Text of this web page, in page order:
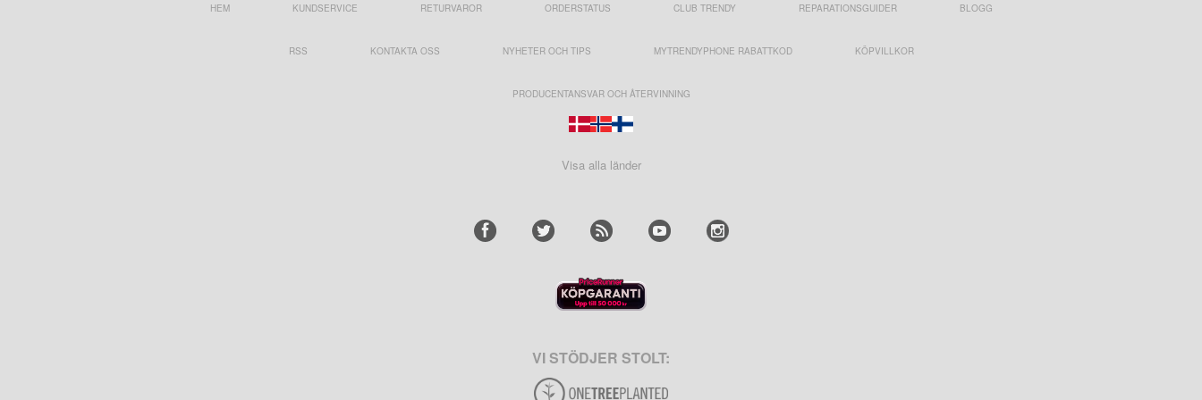
HEM KUNDSERVICE RETURVAROR ORDERSTATUS CLUB TRENDY REPARATIONSGUIDER BLOGG
RSS KONTAKTA OSS NYHETER OCH TIPS MYTRENDYPHONE RABATTKOD KÖPVILLKOR
PRODUCENTANSVAR OCH ÅTERVINNING
Visa alla länder
VI STÖDJER STOLT: